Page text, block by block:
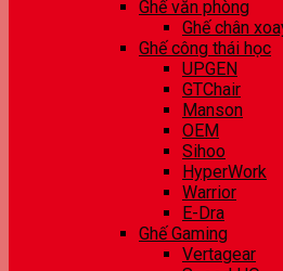
Ghế văn phòng
Ghế chân
Ghế công thái học
UPGEN
GTChair
Manson
OEM
Sihoo
HyperWork
Warrior
E-Dra
Ghế Gaming
Vertagear